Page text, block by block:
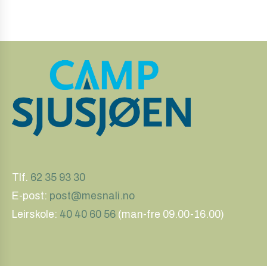
Tlf. 62 35 93 30
E-post: post@mesnali.no
Leirskole: 40 40 60 56 (man-fre 09.00-16.00)